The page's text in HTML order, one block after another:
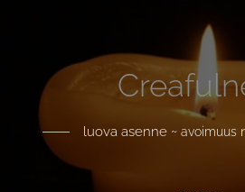
luova asenne ~ avoimuus